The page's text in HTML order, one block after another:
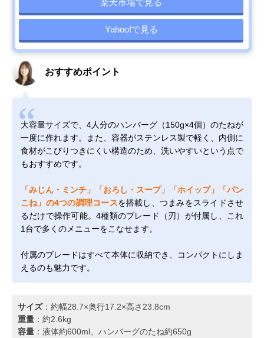
Yahoo!で見る
おすすめポイント
大容量サイズで、4人分のハンバーグ（150g×4個）のたねが
一度に作れます。また、容器がステンレス製で軽く、内側に
食材がこびりつきにくい構造のため、洗いやすいという点で
もおすすめです。
「みじん・ミンチ」「おろし・スープ」「ホイップ」「パン
こね」の4つの調理コースを搭載し、つまみをスライドさせ
るだけで操作可能。4種類のブレード（刃）が付属し、これ
1台で多くのメニューをこなせます。
付属のブレードはすべて本体に収納でき、コンパクトにしま
えるのも魅力です。
サイズ：約幅28.7×奥行17.2×高さ23.8cm
重量 ：約2.6kg
容量 ：液体約600ml、ハンバーグのたね約650g